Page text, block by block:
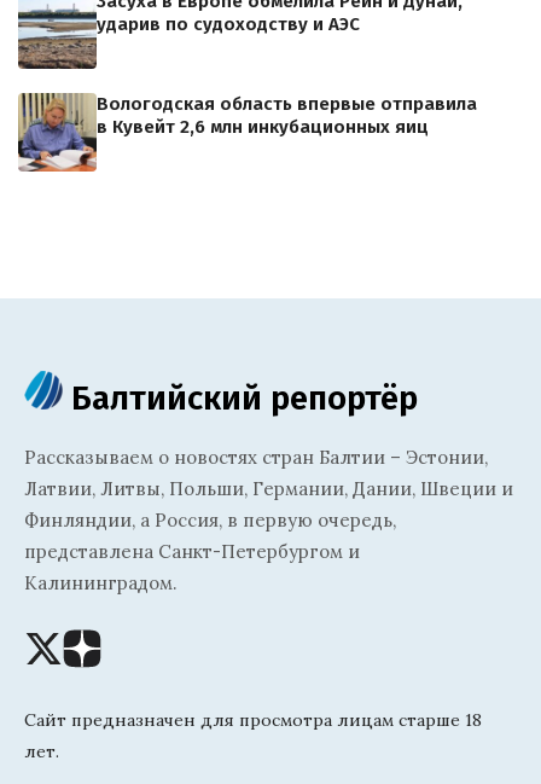
ударив по судоходству и АЭС
Вологодская область впервые отправила
в Кувейт 2,6 млн инкубационных яиц
Балтийский репортёр
Рассказываем о новостях стран Балтии – Эстонии,
Латвии, Литвы, Польши, Германии, Дании, Швеции и
Финляндии, а Россия, в первую очередь,
представлена Санкт-Петербургом и
Калининградом.
Сайт предназначен для просмотра лицам старше 18
лет.